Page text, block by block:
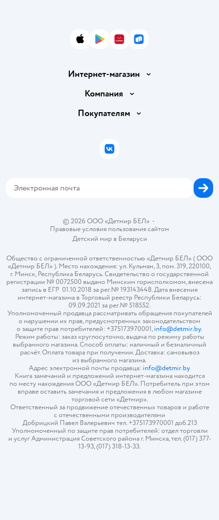
App StoreGoogle Play
AppGallery
RuStore
Интернет-магазин
Доставка и оплата
Правила продажи
Политика использования файлов cookie
Компания
Вакансии
Покупателям
Бонусные карты
© 2026 ООО «Детмир БЕЛ»•
Правовые условия пользования сайтом
Детский мир в Беларуси
Общество с ограниченной ответственностью «Детмир БЕЛ» ( ООО
«Детмир БЕЛ» ). Место нахождения: ул. Кульман, 3, пом. 319, 220100,
г. Минск, Республика Беларусь. Свидетельство о государственной
регистрации № 0072500 выдано Минским горисполкомом, внесена
запись в ЕГР 01.10.2018 за рег.№ 193143448. Дата внесения
интернет-магазина в Торговый реестр Республики Беларусь:
09.09.2021 за рег.№ 518552.
Уполномоченный продавца рассматривать обращения покупателей
о нарушении их прав, предусмотренных законодательством
о защите прав потребителей: +375173970001,info@detmir.by.
Режим работы: заказ круглосуточно, выдача по режиму работы
выбранного магазина. Способ оплаты: наличный и безналичный
расчёт. Оплата товара при получении. Доставка: самовывоз
из выбранного магазина.
Адрес электронной почты продавца: info@detmir.by
Книга замечаний и предложений интернет-магазина находится
по месту нахождения ООО «Детмир БЕЛ». Потребитель при этом
вправе оставить замечания и предложения в любом магазине
торговой сети «Детмир».
Ответственный за продвижение отечественных товаров и работе
с отечественными производителями
Добрицкий Павел Валерьевич тел. +375173970001 доб.213
Уполномоченный по защите прав потребителей: отдел торговли
и услуг Администрация Советского района г. Минска, тел. (017) 377-
13-93, (017) 318-13-33.
ВКонтакте